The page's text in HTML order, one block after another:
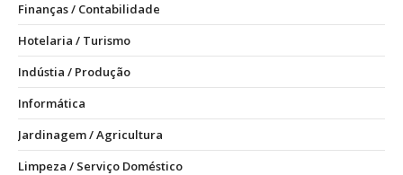
Finanças / Contabilidade
Hotelaria / Turismo
Indústia / Produção
Informática
Jardinagem / Agricultura
Limpeza / Serviço Doméstico